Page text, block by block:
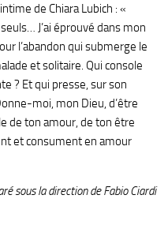
de Chiara Lubich : «
J’ai éprouvé dans mon
l’abandon qui submerge le
et solitaire. Qui console
? Et qui presse, sur son
moi, mon Dieu, d’être
de ton amour, de ton être
et consument en amour
sous la direction de Fabio Ciardi